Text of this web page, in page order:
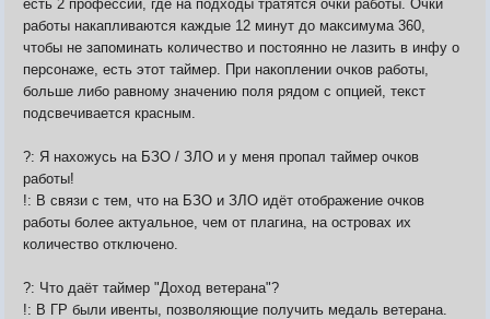
есть 2 профессии, где на подходы тратятся очки работы. Очки
работы накапливаются каждые 12 минут до максимума 360,
чтобы не запоминать количество и постоянно не лазить в инфу о
персонаже, есть этот таймер. При накоплении очков работы,
больше либо равному значению поля рядом с опцией, текст
подсвечивается красным.
?: Я нахожусь на БЗО / ЗЛО и у меня пропал таймер очков
работы!
!: В связи с тем, что на БЗО и ЗЛО идёт отображение очков
работы более актуальное, чем от плагина, на островах их
количество отключено.
?: Что даёт таймер "Доход ветерана"?
!: В ГР были ивенты, позволяющие получить медаль ветерана.